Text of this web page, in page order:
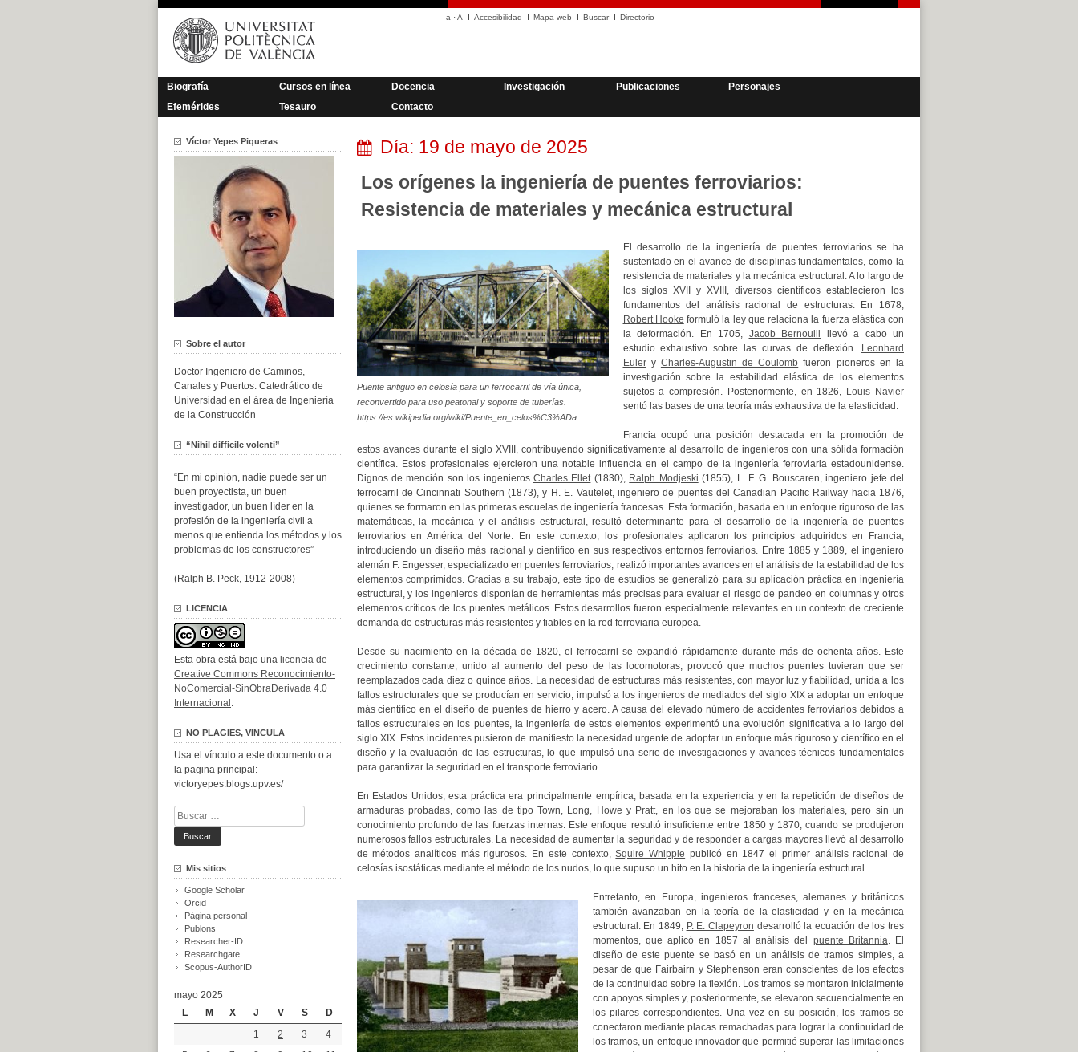
Saltar
contenido
a ·A Accesibilidad Mapa web Buscar Directorio
Biografía Cursos en línea Docencia Investigación Publicaciones
Personajes
Efemérides
Tesauro Contacto
Día: 19 de mayo de 2025
Los orígenes la ingeniería de puentes ferroviarios:
Resistencia de materiales y mecánica estructural
Puente antiguo en celosía para un ferrocarril de vía única,
reconvertido para uso peatonal y soporte de tuberías.
https://es.wikipedia.org/wiki/Puente_en_celos%C3%ADa
El desarrollo de la ingeniería de puentes ferroviarios se ha
sustentado en el avance de disciplinas fundamentales, como la
resistencia de materiales y la mecánica estructural. A lo largo de
los siglos XVII y XVIII, diversos científicos establecieron los
fundamentos del análisis racional de estructuras. En 1678,
Robert Hooke formuló la ley que relaciona la fuerza elástica con
la deformación. En 1705, Jacob Bernoulli llevó a cabo un
estudio exhaustivo sobre las curvas de deflexión.
Leonhard
Eulery Charles-Augustin de Coulomb fueron pioneros en la
investigación sobre la estabilidad elástica de los elementos
sujetos a compresión. Posteriormente, en 1826, Louis Navier
sentó las bases de una teoría más exhaustiva de la elasticidad.
Francia ocupó una posición destacada en la promoción de
estos avances durante el siglo XVIII, contribuyendo significativamente al desarrollo de ingenieros con una sólida formación
científica. Estos profesionales ejercieron una notable influencia en el campo de la ingeniería ferroviaria estadounidense.
Dignos de mención son los ingenieros Charles Ellet(1830), Ralph Modjeski (1855), L. F. G. Bouscaren, ingeniero jefe del
ferrocarril de Cincinnati Southern (1873), y H. E. Vautelet, ingeniero de puentes del Canadian Pacific Railway hacia 1876,
quienes se formaron en las primeras escuelas de ingeniería francesas. Esta formación, basada en un enfoque riguroso de las
matemáticas, la mecánica y el análisis estructural, resultó determinante para el desarrollo de la ingeniería de puentes
ferroviarios en América del Norte. En este contexto, los profesionales aplicaron los principios adquiridos en Francia,
introduciendo un diseño más racional y científico en sus respectivos entornos ferroviarios. Entre 1885 y 1889, el ingeniero
alemán F. Engesser, especializado en puentes ferroviarios, realizó importantes avances en el análisis de la estabilidad de los
elementos comprimidos. Gracias a su trabajo, este tipo de estudios se generalizó para su aplicación práctica en ingeniería
estructural, y los ingenieros disponían de herramientas más precisas para evaluar el riesgo de pandeo en columnas y otros
elementos críticos de los puentes metálicos. Estos desarrollos fueron especialmente relevantes en un contexto de creciente
demanda de estructuras más resistentes y fiables en la red ferroviaria europea.
Desde su nacimiento en la década de 1820, el ferrocarril se expandió rápidamente durante más de ochenta años. Este
crecimiento constante, unido al aumento del peso de las locomotoras, provocó que muchos puentes tuvieran que ser
reemplazados cada diez o quince años. La necesidad de estructuras más resistentes, con mayor luz y fiabilidad, unida a los
fallos estructurales que se producían en servicio, impulsó a los ingenieros de mediados del siglo XIX a adoptar un enfoque
más científico en el diseño de puentes de hierro y acero. A causa del elevado número de accidentes ferroviarios debidos a
fallos estructurales en los puentes, la ingeniería de estos elementos experimentó una evolución significativa a lo largo del
siglo XIX. Estos incidentes pusieron de manifiesto la necesidad urgente de adoptar un enfoque más riguroso y científico en el
diseño y la evaluación de las estructuras, lo que impulsó una serie de investigaciones y avances técnicos fundamentales
para garantizar la seguridad en el transporte ferroviario.
En Estados Unidos, esta práctica era principalmente empírica, basada en la experiencia y en la repetición de diseños de
armaduras probadas, como las de tipo Town, Long, Howe y Pratt, en los que se mejoraban los materiales, pero sin un
conocimiento profundo de las fuerzas internas. Este enfoque resultó insuficiente entre 1850 y 1870, cuando se produjeron
numerosos fallos estructurales. La necesidad de aumentar la seguridad y de responder a cargas mayores llevó al desarrollo
de métodos analíticos más rigurosos. En este contexto,Squire Whipple publicó en 1847 el primer análisis racional de
celosías isostáticas mediante el método de los nudos, lo que supuso un hito en la historia de la ingeniería estructural.
Entretanto, en Europa, ingenieros franceses, alemanes y británicos
también avanzaban en la teoría de la elasticidad y en la mecánica
estructural. En 1849, P. E. Clapeyron desarrolló la ecuación de los tres
momentos, que aplicó en 1857 al análisis del puente Britannia. El
diseño de este puente se basó en un análisis de tramos simples, a
pesar de que Fairbairn y Stephenson eran conscientes de los efectos
de la continuidad sobre la flexión. Los tramos se montaron inicialmente
con apoyos simples y, posteriormente, se elevaron secuencialmente en
los pilares correspondientes. Una vez en su posición, los tramos se
conectaron mediante placas remachadas para lograr la continuidad de
los tramos, un enfoque innovador que permitió superar las limitaciones
Víctor Yepes Piqueras
Sobre el autor
Doctor Ingeniero de Caminos,
Canales y Puertos. Catedrático de
Universidad en el área de Ingeniería
de la Construcción
“Nihil difficile volenti”
“En mi opinión, nadie puede ser un
buen proyectista, un buen
investigador, un buen líder en la
profesión de la ingeniería civil a
menos que entienda los métodos y los
problemas de los constructores”
(Ralph B. Peck, 1912-2008)
LICENCIA
Esta obra está bajo una licencia de
Creative Commons Reconocimiento-
NoComercial-SinObraDerivada 4.0
Internacional .
NO PLAGIES, VINCULA
Usa el vínculo a este documento o a
la pagina principal:
victoryepes.blogs.upv.es/
Buscar:
Mis sitios
Google Scholar
Orcid
Página personal
Publons
Researcher-ID
Researchgate
Scopus-AuthorID
mayo 2025
L
M X J V S
D
1
2 3
4